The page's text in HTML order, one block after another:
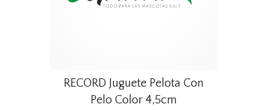
RECORD Juguete Pelota Con
Pelo Color 4,5cm